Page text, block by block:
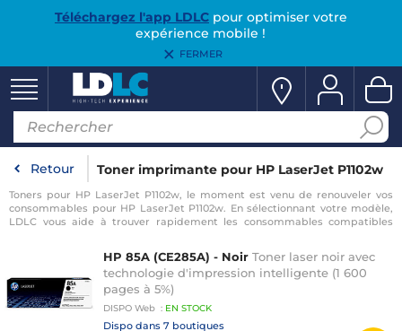
Téléchargez l'app LDLCpour optimiser votre
expérience mobile !
FERMER
Retour Toner imprimante pour HP LaserJet P1102w
Toners pour HP LaserJet P1102w, le moment est venu de renouveler vos
consommables pour HP LaserJet P1102w. En sélectionnant votre modèle,
LDLC vous aide à trouver rapidement les consommables compatibles
HP 85A (CE285A) - Noir Toner laser noir avec
technologie d'impression intelligente (1 600
pages à 5%)
DISPO Web : EN STOCK
Dispo dans 7 boutiques